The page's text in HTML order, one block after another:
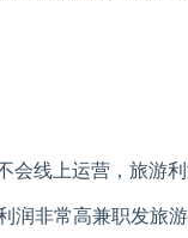
线上运营，旅游
非常高兼职发旅